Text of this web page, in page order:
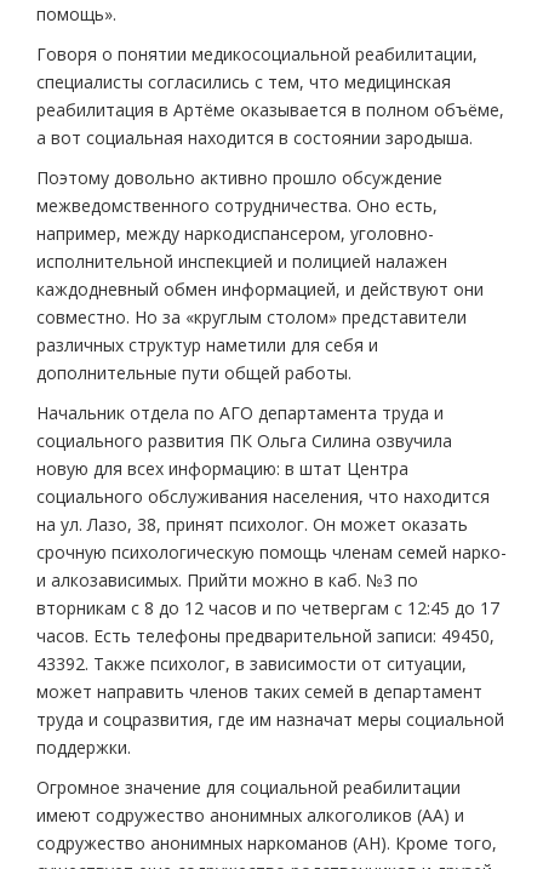
помощь».
Говоря о понятии медико­социальной реабилитации,
специалисты согласились с тем, что медицинская
реабилитация в Артёме оказывается в полном объёме,
а вот социальная находится в состоянии зародыша.
Поэтому довольно активно прошло обсуждение
межведомственного сотрудничества. Оно есть,
например, между наркодиспансером, уголовно­
исполнительной инспекцией и полицией налажен
каждодневный обмен информацией, и действуют они
совместно. Но за «круглым столом» представители
различных структур наметили для себя и
дополнительные пути общей работы.
Начальник отдела по АГО департамента труда и
социального развития ПК Ольга Силина озвучила
новую для всех информацию: в штат Центра
социального обслуживания населения, что находится
на ул. Лазо, 38, принят психолог. Он может оказать
срочную психологическую помощь членам семей нарко­
и алкозависимых. Прийти можно в каб. №3 по
вторникам с 8 до 12 часов и по четвергам с 12:45 до 17
часов. Есть телефоны предварительной записи: 4­94­50,
4­33­92. Также психолог, в зависимости от ситуации,
может направить членов таких семей в департамент
труда и соцразвития, где им назначат меры социальной
поддержки.
Огромное значение для социальной реабилитации
имеют содружество анонимных алкоголиков (АА) и
содружество анонимных наркоманов (АН). Кроме того,